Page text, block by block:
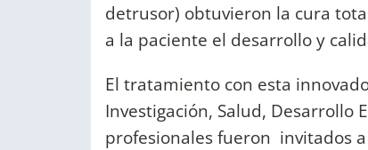
detrusor) obtuvieron la cura
a la paciente el desarrollo y
El tratamiento con esta
Investigación, Salud, Desarrollo
profesionales fueron invitados